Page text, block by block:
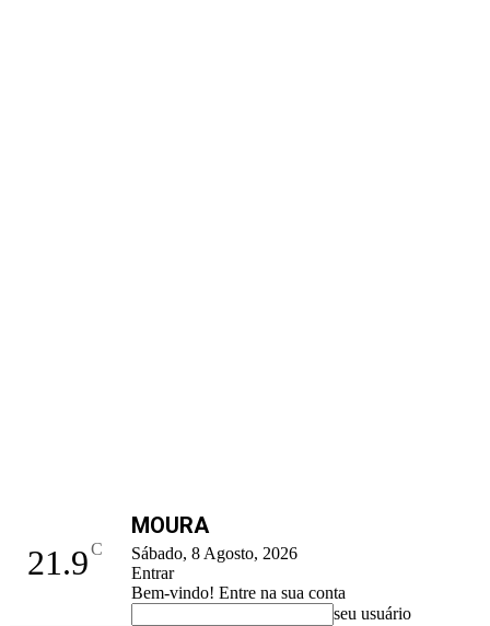
21.9C
MOURA
Sábado, 8 Agosto, 2026
Entrar
Bem-vindo! Entre na sua conta
seu usuário